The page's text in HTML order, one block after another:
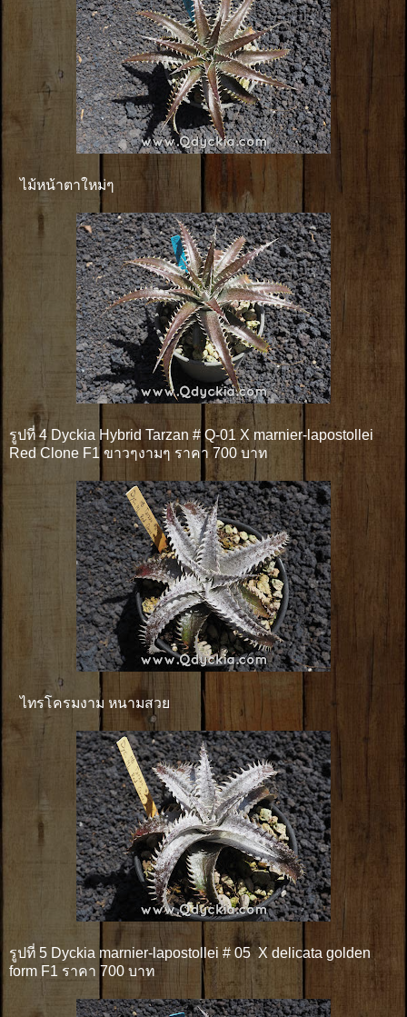
ไม้หน้าตาใหม่ๆ
รูปที่ 4 Dyckia Hybrid Tarzan # Q-01 X marnier-lapostollei
Red Clone F1 ขาวๆงามๆ ราคา 700 บาท
ไทรโครมงาม หนามสวย
รูปที่ 5 Dyckia marnier-lapostollei # 05 X delicata golden
form F1 ราคา 700 บาท